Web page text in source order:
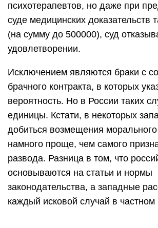
психотерапевтов, но даже при
суде медицинских доказательств
(на сумму до 500000), суд
удовлетворении.
Исключением являются браки с
брачного контракта, в которых
вероятность. Но в России таких
единицы. Кстати, в некоторых
добиться возмещения
намного проще, чем самого
развода. Разница в том, что
основываются на статьи и нормы
законодательства, а западные
каждый исковой случай в частном